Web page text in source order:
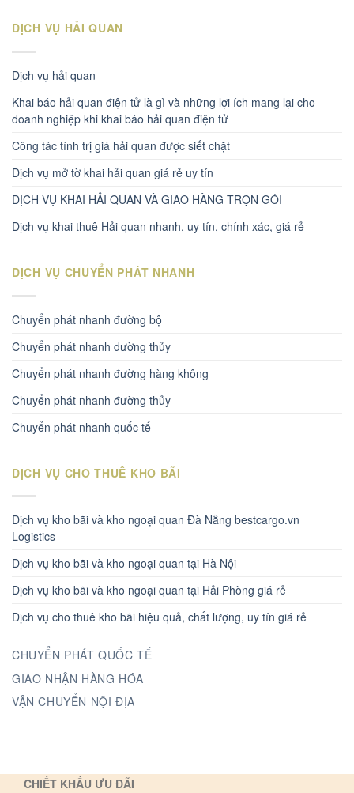
DỊCH VỤ HẢI QUAN
Dịch vụ hải quan
Khai báo hải quan điện tử là gì và những lợi ích mang lại cho
doanh nghiệp khi khai báo hải quan điện tử
Công tác tính trị giá hải quan được siết chặt
Dịch vụ mở tờ khai hải quan giá rẻ uy tín
DỊCH VỤ KHAI HẢI QUAN VÀ GIAO HÀNG TRỌN GÓI
Dịch vụ khai thuê Hải quan nhanh, uy tín, chính xác, giá rẻ
DỊCH VỤ CHUYỂN PHÁT NHANH
Chuyển phát nhanh đường bộ
Chuyển phát nhanh dường thủy
Chuyển phát nhanh đường hàng không
Chuyển phát nhanh đường thủy
Chuyển phát nhanh quốc tế
DỊCH VỤ CHO THUÊ KHO BÃI
Dịch vụ kho bãi và kho ngoại quan Đà Nẵng bestcargo.vn
Logistics
Dịch vụ kho bãi và kho ngoại quan tại Hà Nội
Dịch vụ kho bãi và kho ngoại quan tại Hải Phòng giá rẻ
Dịch vụ cho thuê kho bãi hiệu quả, chất lượng, uy tín giá rẻ
CHUYỂN PHÁT QUỐC TẾ
GIAO NHẬN HÀNG HÓA
VẬN CHUYỂN NỘI ĐỊA
CHIẾT KHẤU ƯU ĐÃI